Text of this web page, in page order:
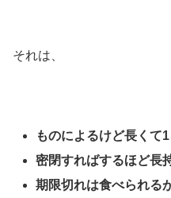
それは、
ものによるけど長くて
密閉すればするほど長
期限切れは食べられる